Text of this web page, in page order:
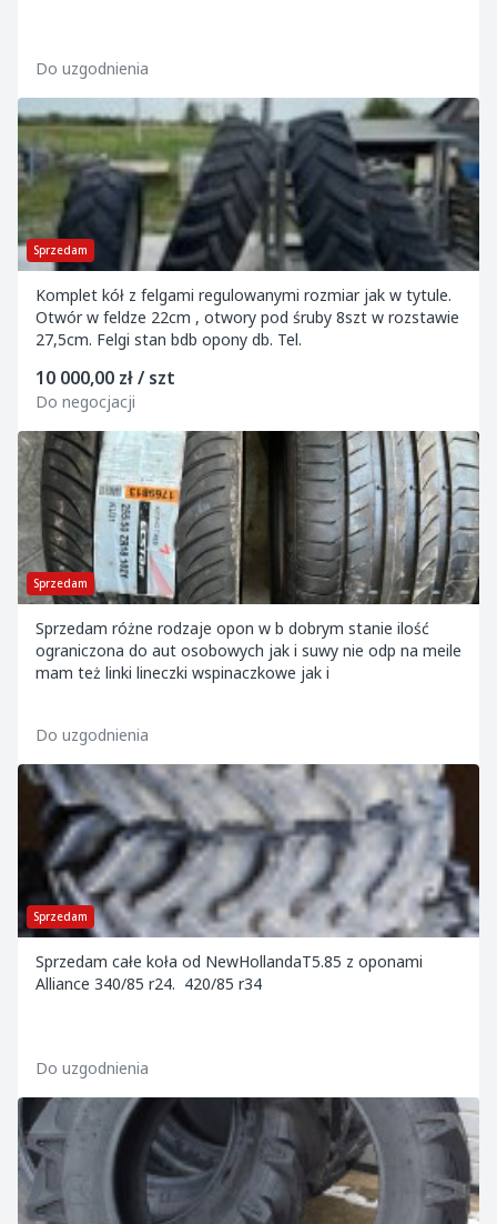
Do uzgodnienia
Sprzedam
Komplet kół z felgami regulowanymi rozmiar jak w tytule.
Otwór w feldze 22cm , otwory pod śruby 8szt w rozstawie
27,5cm. Felgi stan bdb opony db. Tel.
10 000,00 zł / szt
Do negocjacji
Sprzedam
Sprzedam różne rodzaje opon w b dobrym stanie ilość
ograniczona do aut osobowych jak i suwy nie odp na meile
mam też linki lineczki wspinaczkowe jak i
Do uzgodnienia
Sprzedam
Sprzedam całe koła od NewHollandaT5.85 z oponami
Alliance 340/85 r24. 420/85 r34
Do uzgodnienia